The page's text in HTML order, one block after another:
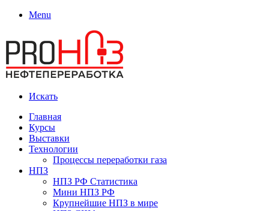
Menu
Искать
Главная
Курсы
Выставки
Технологии
Процессы переработки газа
НПЗ
НПЗ РФ Статистика
Мини НПЗ РФ
Крупнейшие НПЗ в мире